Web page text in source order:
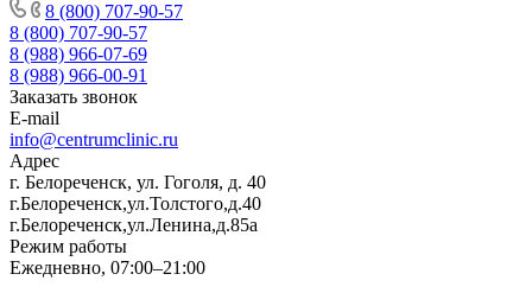
8 (800) 707-90-57
8 (800) 707-90-57
8 (988) 966-07-69
8 (988) 966-00-91
Заказать звонок
E-mail
info@centrumclinic.ru
Адрес
г. Белореченск, ул. Гоголя, д. 40
г.Белореченск,ул.Толстого,д.40
г.Белореченск,ул.Ленина,д.85а
Режим работы
Ежедневно, 07:00–21:00